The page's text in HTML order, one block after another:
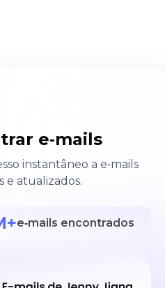
e‑mails
instantâneo a e‑mails
e atualizados.
e‑mails encontrados